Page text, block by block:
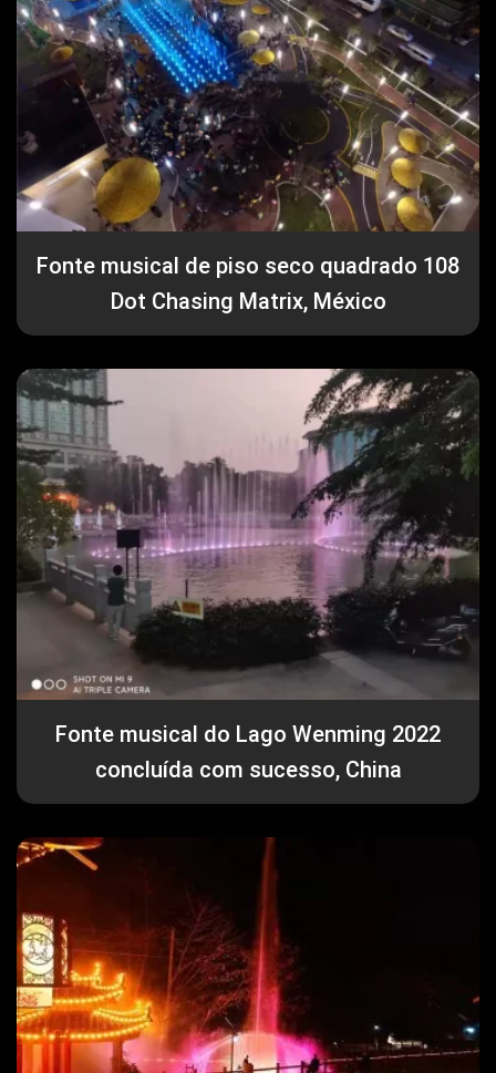
Fonte musical de piso seco quadrado 108
Dot Chasing Matrix, México
Fonte musical do Lago Wenming 2022
concluída com sucesso, China